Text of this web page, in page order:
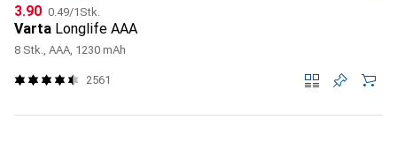
CHF
3.90 CHF
0.49/1Stk.
Varta Longlife AAA
8 Stk., AAA, 1230 mAh
2561